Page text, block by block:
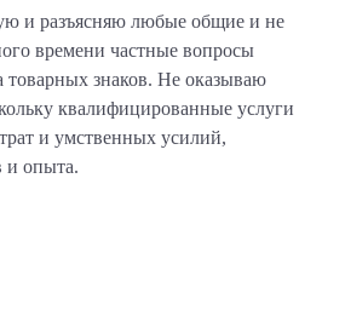
и разъясняю любые общие и не
времени частные вопросы
товарных знаков. Не оказываю
квалифицированные услуги
и умственных усилий,
и опыта.